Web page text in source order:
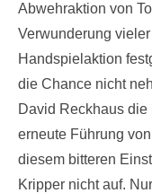
Abwehraktion von
Verwunderung
Handspielaktion
die Chance nicht
David Reckhaus
erneute Führung
diesem bitteren
Kripper nicht auf.